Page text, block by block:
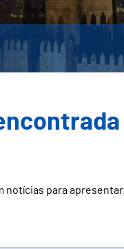
notícias para apresentar.